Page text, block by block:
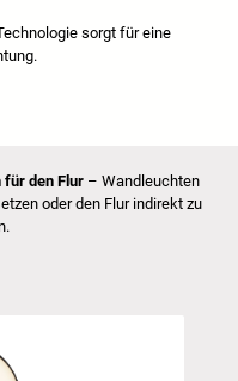
sorgt für eine
für den Flur– Wandleuchten
oder den Flur indirekt zu